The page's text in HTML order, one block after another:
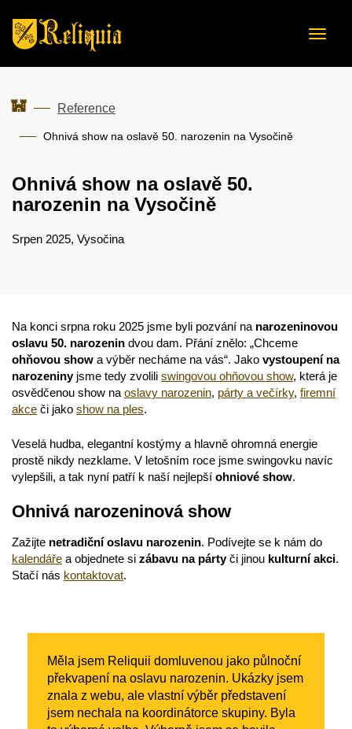
Reference
Ohnivá show na oslavě 50. narozenin na Vysočině
Ohnivá show na oslavě 50.
narozenin na Vysočině
Srpen 2025, Vysočina
Na konci srpna roku 2025 jsme byli pozvání na narozeninovou
oslavu 50. narozenin dvou dam. Přání znělo: „Chceme
ohňovou show a výběr necháme na vás“. Jako vystoupení na
narozeninyjsme tedy zvolili swingovou ohňovou show, která je
osvědčenou show na oslavy narozenin, párty a večírky, firemní
akce či jako show na ples.
Veselá hudba, elegantní kostýmy a hlavně ohromná energie
prostě nikdy nezklame. V letošním roce jsme swingovku navíc
vylepšili, a tak nyní patří k naší nejlepší ohniové show.
Ohnivá narozeninová show
Zažijte netradiční oslavu narozenin. Podívejte se k nám do
kalendáře a objednete si zábavu na pártyči jinou kulturní akci.
Stačí nás kontaktovat.
Měla jsem Reliquii domluvenou jako půlnoční
překvapení na oslavu narozenin. Ukázky jsem
znala z webu, ale vlastní výběr představení
jsem nechala na koordinátorce skupiny. Byla